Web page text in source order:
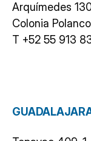
Arquímedes
Colonia
T +52 55 913